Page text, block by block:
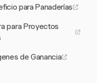
para Panaderías
para Proyectos
de Ganancia